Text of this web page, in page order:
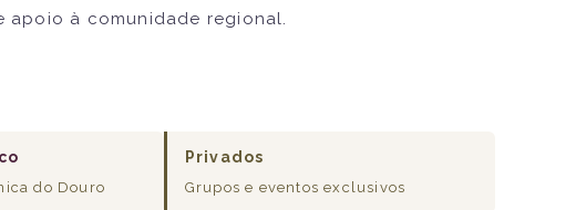
à comunidade regional.
do Douro
Privados
Grupos e eventos exclusivos